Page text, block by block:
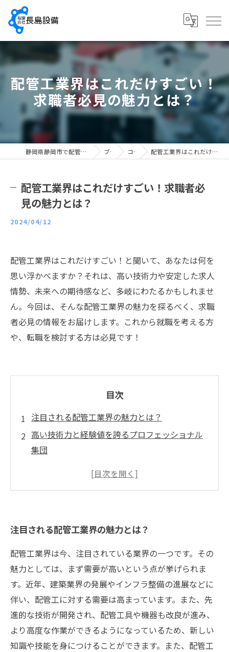
配管工業界はこれだけすごい！
求職者必見の魅力とは？
静岡県静岡市で配管工の求人なら有限会社長島設備 ブログ コラム 配管工業界はこれだけすごい！求職者必見の魅力とは？
配管工業界はこれだけすごい！求職者必
見の魅力とは？
2024/04/12
配管工業界はこれだけすごい！と聞いて、あなたは何を
思い浮かべますか？それは、高い技術力や安定した求人
情勢、未来への期待感など、多岐にわたるかもしれませ
ん。今回は、そんな配管工業界の魅力を探るべく、求職
者必見の情報をお届けします。これから就職を考える方
や、転職を検討する方は必見です！
目次
注目される配管工業界の魅力とは？
高い技術力と経験値を誇るプロフェッショナル
集団
業界トップクラスの数字と安定性が魅力
注目される配管工業界の魅力とは？
配管工業界は今、注目されている業界の一つです。その
魅力としては、まず需要が高いという点が挙げられま
す。近年、建築業界の発展やインフラ整備の進展などに
伴い、配管工に対する需要は高まっています。また、先
進的な技術が開発され、配管工具や機器も改良が進み、
より高度な作業ができるようになっているため、新しい
知識や技能を身につけることができます。また、配管工